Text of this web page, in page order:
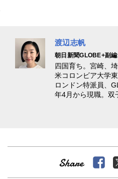
渡辺志帆
朝日新聞GLOBE+副
四国育ち。宮崎、
米コロンビア大学
ロンドン特派員、
年4月から現職。双